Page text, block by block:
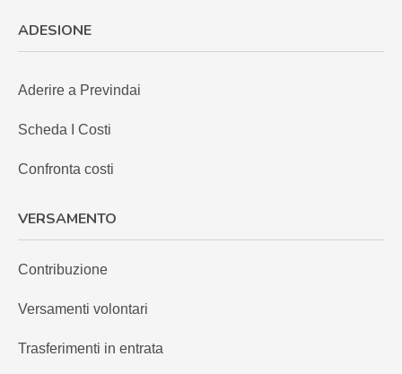
ADESIONE
Aderire a Previndai
Scheda I Costi
Confronta costi
VERSAMENTO
Contribuzione
Versamenti volontari
Trasferimenti in entrata